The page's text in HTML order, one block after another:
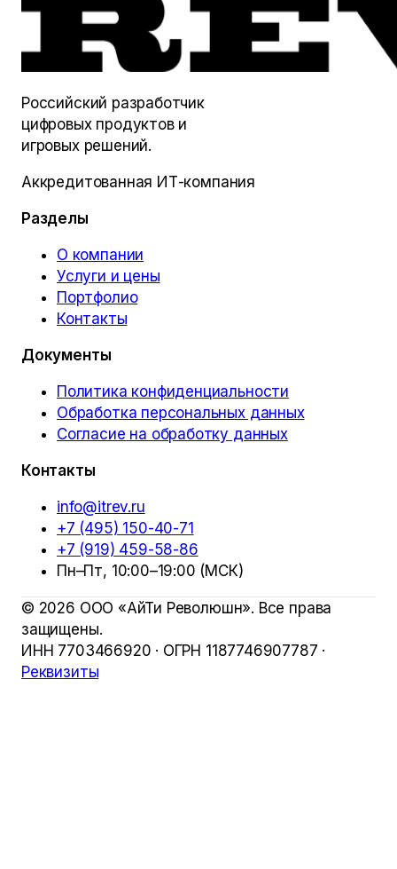
Российский разработчик
цифровых продуктов и
игровых решений.
Аккредитованная ИТ-компания
Разделы
О компании
Услуги и цены
Портфолио
Контакты
Документы
Политика конфиденциальности
Обработка персональных данных
Согласие на обработку данных
Контакты
info@itrev.ru
+7 (495) 150-40-71
+7 (919) 459-58-86
Пн–Пт, 10:00–19:00 (МСК)
© 2026 ООО «АйТи Революшн». Все права
защищены.
ИНН 7703466920 · ОГРН 1187746907787 ·
Реквизиты